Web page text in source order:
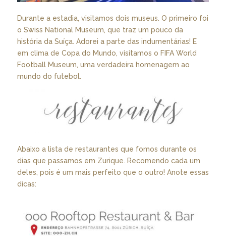
Durante a estadia, visitamos dois museus. O primeiro foi
o Swiss National Museum, que traz um pouco da
história da Suíça. Adorei a parte das indumentárias! E
em clima de Copa do Mundo, visitamos o FIFA World
Football Museum, uma verdadeira homenagem ao
mundo do futebol.
Abaixo a lista de restaurantes que fomos durante os
dias que passamos em Zurique. Recomendo cada um
deles, pois é um mais perfeito que o outro! Anote essas
dicas: